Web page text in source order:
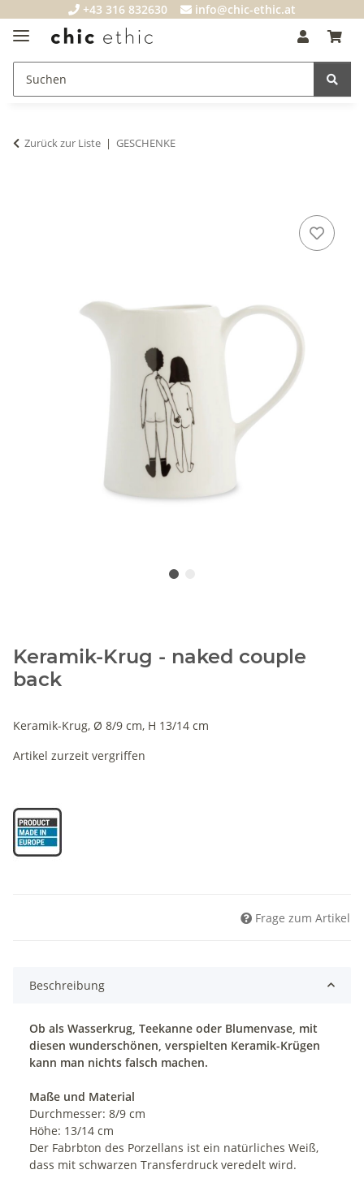
+43 316 832630 info@chic-ethic.at
Zurück zur Liste GESCHENKE
Keramik-Krug - naked couple
back
Keramik-Krug, Ø 8/9 cm, H 13/14 cm
Artikel zurzeit vergriffen
Frage zum Artikel
Beschreibung
Ob als Wasserkrug, Teekanne oder Blumenvase, mit
diesen wunderschönen, verspielten Keramik-Krügen
kann man nichts falsch machen.
Maße und Material
Durchmesser: 8/9 cm
Höhe: 13/14 cm
Der Fabrbton des Porzellans ist ein natürliches Weiß,
dass mit schwarzen Transferdruck veredelt wird.